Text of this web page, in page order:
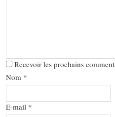
Recevoir les prochains
Nom *
E-mail *